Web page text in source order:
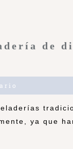
de
ya que